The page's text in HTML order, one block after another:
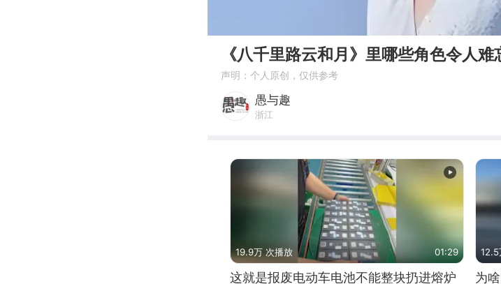
《八千里路云和月》里哪些角色令人难
声明：个人原创，仅供参考
愚与趣
浙江
19.9万 次播放 01:29
这就是报废电动车电池不能整块扔进熔炉
12.5
为